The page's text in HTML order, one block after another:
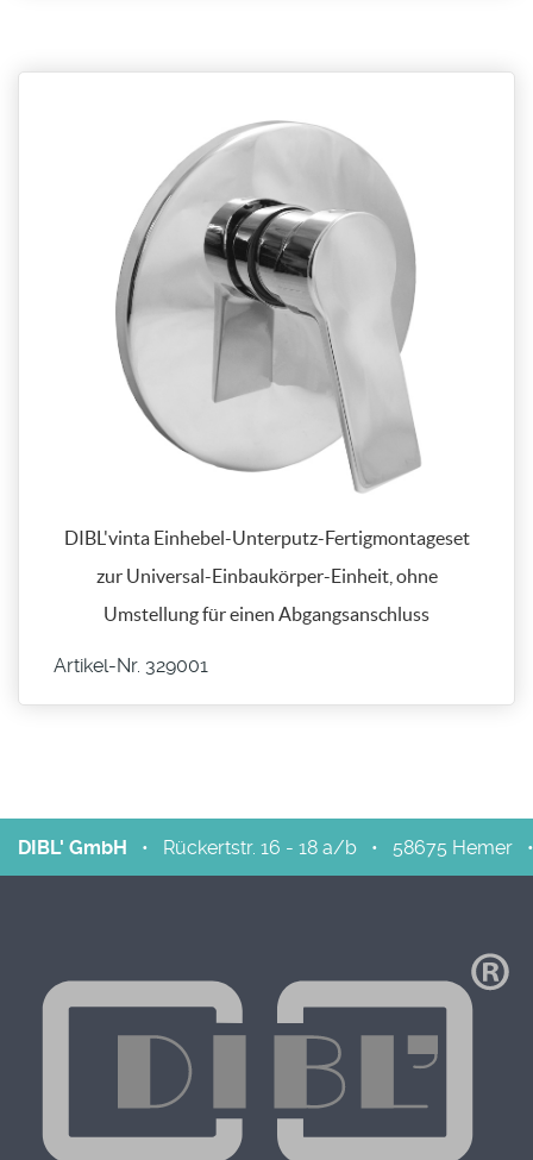
DIBL'vinta Einhebel-Unterputz-Fertigmontageset
zur Universal-Einbaukörper-Einheit, ohne
Umstellung für einen Abgangsanschluss
Artikel-Nr. 329001
DIBL' GmbH • Rückertstr. 16 - 18 a/b • 58675 Hemer